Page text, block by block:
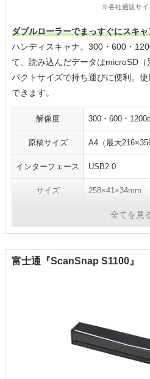
※各社通販サイ
ダブルローラーでまっすぐにスキャ
ハンディスキャナ。300・600・
て、読み込んだデータはmicroSD
パクトサイズで持ち運びに便利。
できます。
解像度 300・600・
原稿サイズ A4（最大
インターフェース USB2.0
サイズ 258×41×34mm
約250g全てを見
富士通『ScanSnap S1100』